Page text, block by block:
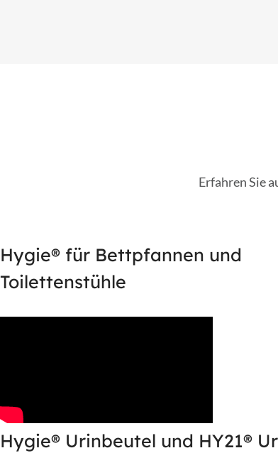
Erfahren Sie
Hygie® für Bettpfannen und
Toilettenstühle
Hygie® Urinbeutel und HY21®